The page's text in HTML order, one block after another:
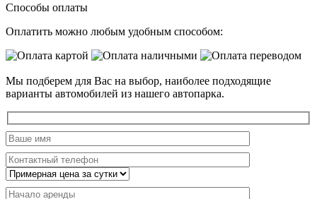
Способы оплаты
Оплатить можно любым удобным способом:
Мы подберем для Вас на выбор, наиболее подходящие
варианты автомобилей из нашего автопарка.